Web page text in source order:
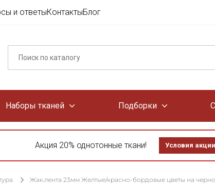
и ответыКонтактыБлог
Наборы тканей Подборки
Акция 20% однотонные ткани! Условия акции
Жак.лента 23мм Желтые/красно-бордовые цветы на